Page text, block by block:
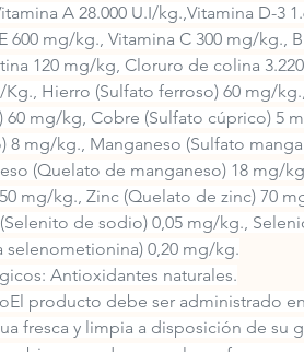
A 28.000 U.I/kg.,Vitamina D-3
600 mg/kg., Vitamina C 300 mg/kg.,
120 mg/kg, Cloruro de colina
Kg., Hierro (Sulfato ferroso) 60 mg/
60 mg/kg, Cobre (Sulfato cúprico) 5
8 mg/kg., Manganeso (Sulfato
(Quelato de manganeso) 18 mg/
mg/kg., Zinc (Quelato de zinc) 70
de sodio) 0,05 mg/kg.,
0,20 mg/kg.
Antioxidantes naturales.
producto debe ser administrado
fresca y limpia a disposición de su